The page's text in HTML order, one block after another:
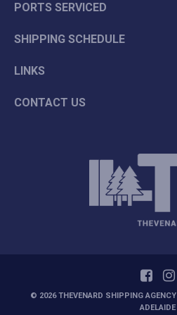
PORTS SERVICED
SHIPPING SCHEDULE
LINKS
CONTACT US
© 2026 THEVENARD SHIPPING AGENCY
ADELAIDE